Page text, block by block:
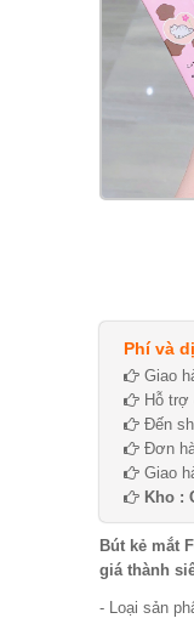
Phí và
Giao
Hỗ trợ
Đến
Đơn
Giao
Kho :
Bút kẻ mắt
giá thành
- Loại sản